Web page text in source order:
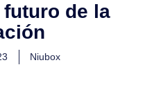
de la
Niubox